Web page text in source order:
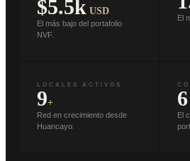
$5.5k USD
El más bajo del portafolio
NVF.
El
LOCALES ACTIVOS
9+
Red en crecimiento desde
Huancayo.
6
El